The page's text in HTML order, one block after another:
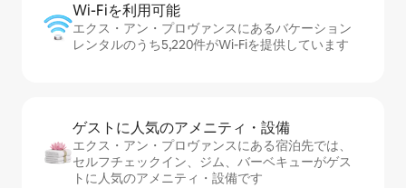
Wi-Fiを利⁠用⁠可⁠能
エクス・アン・プロヴァンスにあるバケーション
レンタルのうち5,220件がWi-Fiを提供しています
ゲストに人⁠気⁠のア⁠メ⁠ニ⁠テ⁠ィ・設⁠備
エクス・アン・プロヴァンスにある宿泊先では、
セ⁠ル⁠フチ⁠ェ⁠ッ⁠ク⁠イ⁠ン、ジム、バーベキューがゲス
トに人気のアメニティ・設備です